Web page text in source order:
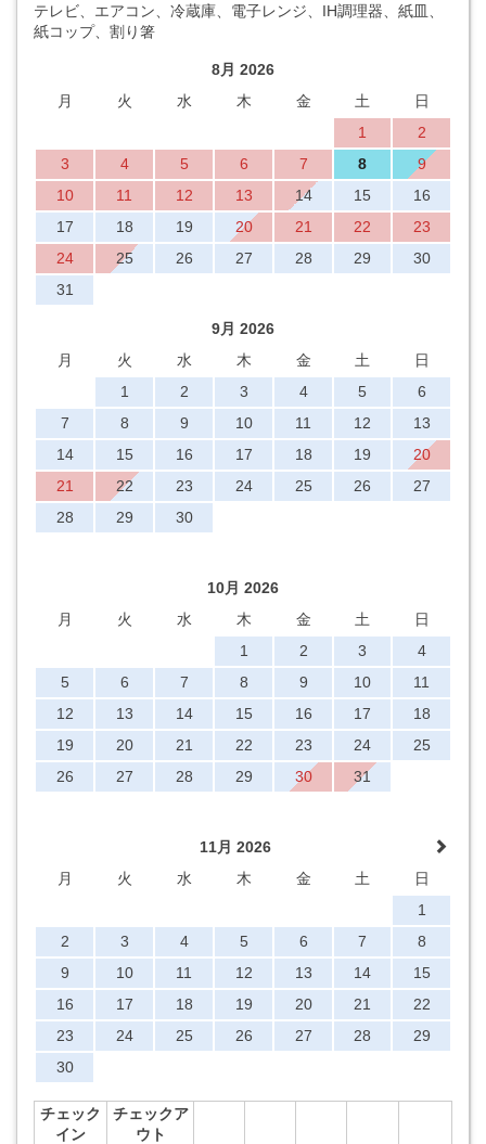
テレビ、エアコン、冷蔵庫、電子レンジ、IH調理器、紙皿、
紙コップ、割り箸
8月 2026
月
火 水 木 金 土
日
1
2
3
4 5 6 7 8
9
10
11 12 13 14 15
16
17
18 19 20 21 22
23
24
25 26 27 28 29
30
31
9月 2026
月
火 水 木 金 土
日
1
2 3 4 5
6
7
8 9 10 11 12
13
14
15 16 17 18 19
20
21
22 23 24 25 26
27
28
29 30
10月 2026
月
火 水 木 金 土
日
1
2 3
4
5
6 7 8 9 10
11
12
13 14 15 16 17
18
19
20 21 22 23 24
25
26
27 28 29 30 31
11月 2026
月
火 水 木 金 土
日
1
2
3 4 5 6 7
8
9
10 11 12 13 14
15
16
17 18 19 20 21
22
23
24 25 26 27 28
29
30
チェック
イン
チェックア
ウト